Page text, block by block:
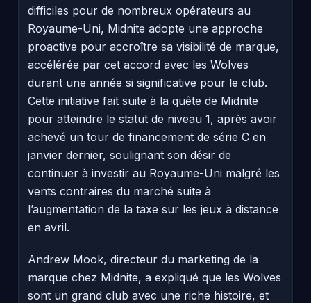
difficiles pour de nombreux opérateurs au
Royaume-Uni, Midnite adopte une approche
proactive pour accroître sa visibilité de marque,
accélérée par cet accord avec les Wolves
durant une année si significative pour le club.
Cette initiative fait suite à la quête de Midnite
pour atteindre le statut de niveau 1, après avoir
achevé un tour de financement de série C en
janvier dernier, soulignant son désir de
continuer à investir au Royaume-Uni malgré les
vents contraires du marché suite à
l’augmentation de la taxe sur les jeux à distance
en avril.
Andrew Mook, directeur du marketing de la
marque chez Midnite, a expliqué que les Wolves
sont un grand club avec une riche histoire, et